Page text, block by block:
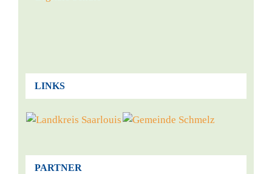
LINKS
PARTNER